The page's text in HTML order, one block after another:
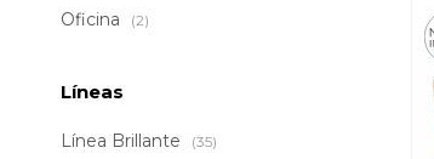
Oficina (2)
Líneas
Línea Brillante (35)